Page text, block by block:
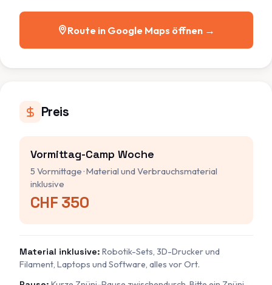
Route in Google Maps öffnen →
Preis
Vormittag-Camp Woche
5 Vormittage · Material und Verbrauchsmaterial
inklusive
CHF 350
Material inklusive: Robotik-Sets, 3D-Drucker und
Filament, Laptops und Software, alles vor Ort.